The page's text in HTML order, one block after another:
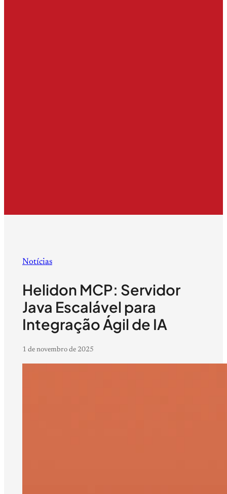
Notícias
Helidon MCP: Servidor
Java Escalável para
Integração Ágil de IA
1 de novembro de 2025